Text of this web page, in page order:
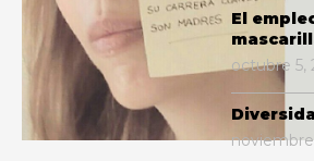
El
octubre 5,